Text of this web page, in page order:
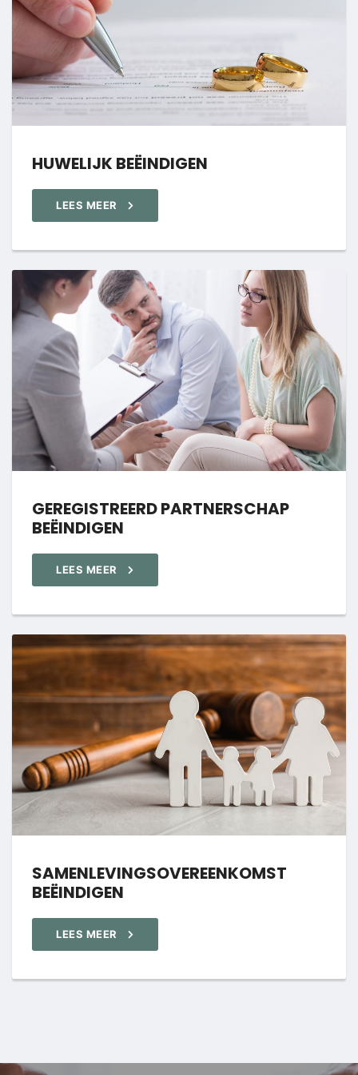
HUWELIJK BEËINDIGEN
LEES MEER
GEREGISTREERD PARTNERSCHAP
BEËINDIGEN
LEES MEER
SAMENLEVINGSOVEREENKOMST
BEËINDIGEN
LEES MEER